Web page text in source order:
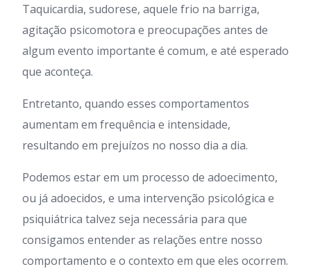
Taquicardia, sudorese, aquele frio na barriga,
agitação psicomotora e preocupações antes de
algum evento importante é comum, e até esperado
que aconteça.
Entretanto, quando esses comportamentos
aumentam em frequência e intensidade,
resultando em prejuízos no nosso dia a dia.
Podemos estar em um processo de adoecimento,
ou já adoecidos, e uma intervenção psicológica e
psiquiátrica talvez seja necessária para que
consigamos entender as relações entre nosso
comportamento e o contexto em que eles ocorrem.